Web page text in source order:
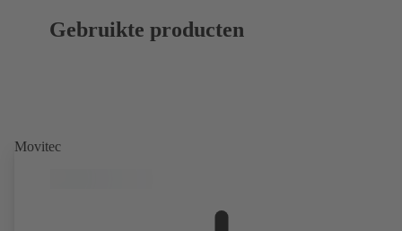
Gebruikte producten
Movitec